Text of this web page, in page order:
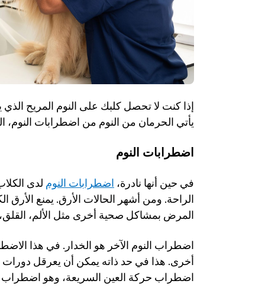
يأتي الحرمان من النوم من اضطرابات النوم،
اضطرابات النوم
في حين أنها نادرة، اضطرابات النوم
المرض بمشاكل صحية أخرى مثل الألم،
اضطراب حركة العين السريعة، وهو اضطراب